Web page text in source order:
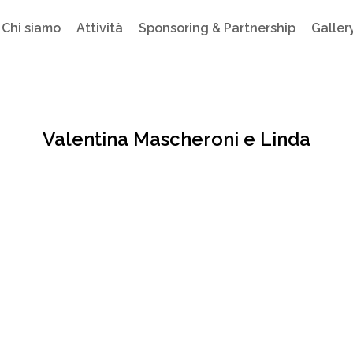
Chi siamo Attività Sponsoring & Partnership
Valentina Mascheroni e Linda